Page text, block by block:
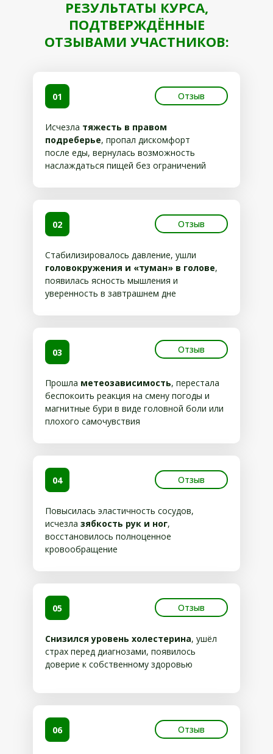
РЕЗУЛЬТАТЫ КУРСА,
ПОДТВЕРЖДЁННЫЕ
ОТЗЫВАМИ УЧАСТНИКОВ:
Исчезла тяжесть в правом
подреберье, пропал дискомфорт
после еды, вернулась возможность
наслаждаться пищей без ограничений
01
Стабилизировалось давление, ушли
головокружения и «туман» в голове,
появилась ясность мышления и
уверенность в завтрашнем дне
02
Прошла метеозависимость, перестала
беспокоить реакция на смену погоды и
магнитные бури в виде головной боли или
плохого самочувствия
03
Повысилась эластичность сосудов,
исчезла зябкость рук и ног,
восстановилось полноценное
кровообращение
04
Снизился уровень холестерина, ушёл
страх перед диагнозами, появилось
доверие к собственному здоровью
05
06
Отзыв
Отзыв
Отзыв
Отзыв
Отзыв
Отзыв